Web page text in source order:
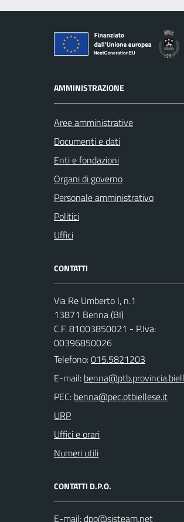
AMMINISTRAZIONE
Aree amministrative
Documenti e dati
Enti e fondazioni
Organi di governo
Personale amministrativo
Politici
Uffici
CONTATTI
Via Re Umberto I, n.1
13871 Benna (BI)
C.F. 81003850021 - P.Iva:
00396850026
Telefono:015.5821203
E-mail:
PEC:
URP
Uffici e orari
Numeri utili
CONTATTI D.P.O.
E-mail: